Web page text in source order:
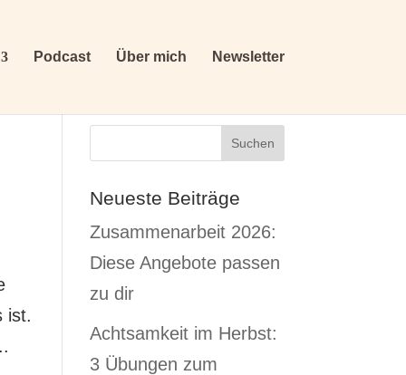
Podcast Über mich Newsletter
ist.
Neueste Beiträge
Zusammenarbeit 2026:
Diese Angebote passen
zu dir
Achtsamkeit im Herbst:
3 Übungen zum